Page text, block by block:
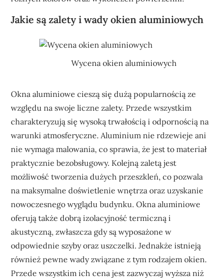
Jakie są zalety i wady okien aluminiowych
Wycena okien aluminiowych
Okna aluminiowe cieszą się dużą popularnością ze
względu na swoje liczne zalety. Przede wszystkim
charakteryzują się wysoką trwałością i odpornością na
warunki atmosferyczne. Aluminium nie rdzewieje ani
nie wymaga malowania, co sprawia, że jest to materiał
praktycznie bezobsługowy. Kolejną zaletą jest
możliwość tworzenia dużych przeszkleń, co pozwala
na maksymalne doświetlenie wnętrza oraz uzyskanie
nowoczesnego wyglądu budynku. Okna aluminiowe
oferują także dobrą izolacyjność termiczną i
akustyczną, zwłaszcza gdy są wyposażone w
odpowiednie szyby oraz uszczelki. Jednakże istnieją
również pewne wady związane z tym rodzajem okien.
Przede wszystkim ich cena jest zazwyczaj wyższa niż